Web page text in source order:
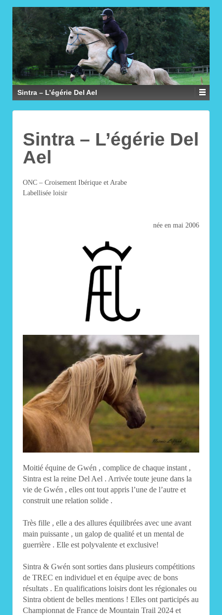
Sintra – L’égérie Del Ael
Sintra – L’égérie Del
Ael
ONC – Croisement Ibérique et Arabe
Labellisée loisir
née en mai 2006
Moitié équine de Gwén , complice de chaque instant ,
Sintra est la reine Del Ael . Arrivée toute jeune dans la
vie de Gwén , elles ont tout appris l’une de l’autre et
construit une relation solide .
Très fille , elle a des allures équilibrées avec une avant
main puissante , un galop de qualité et un mental de
guerrière . Elle est polyvalente et exclusive!
Sintra & Gwén sont sorties dans plusieurs compétitions
de TREC en individuel et en équipe avec de bons
résultats . En qualifications loisirs dont les régionales ou
Sintra obtient de belles mentions ! Elles ont participés au
Championnat de France de Mountain Trail 2024 et